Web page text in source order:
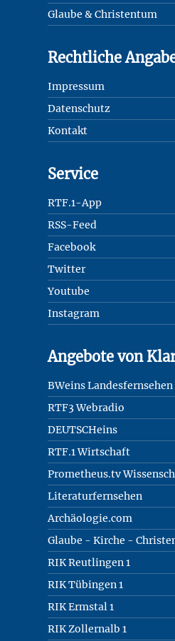
Glaube & Christentum
Rechtliche
Impressum
Datenschutz
Kontakt
Service
RTF.1-App
RSS-Feed
Facebook
Twitter
Youtube
Instagram
Angebote von
BWeins Landesfernsehen
RTF3 Webradio
DEUTSCHeins
RTF.1 Wirtschaft
Prometheus.tv
Literaturfernsehen
Archäologie.com
Glaube - Kirche -
RIK Reutlingen 1
RIK Tübingen 1
RIK Ermstal 1
RIK Zollernalb 1